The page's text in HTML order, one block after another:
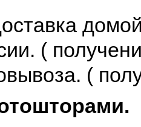
(
(